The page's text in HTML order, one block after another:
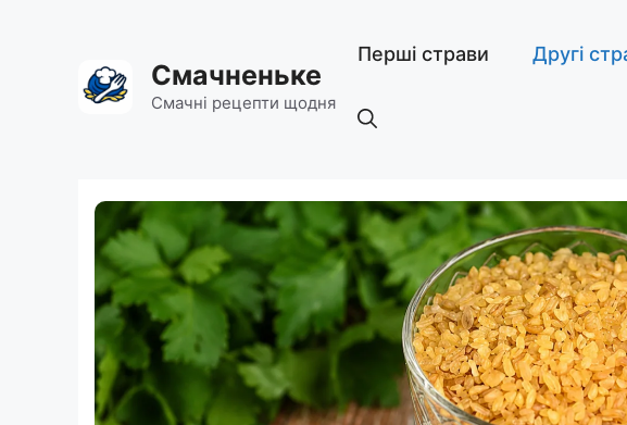
Смачненьке
Смачні рецепти щодня
Перші страви Другі